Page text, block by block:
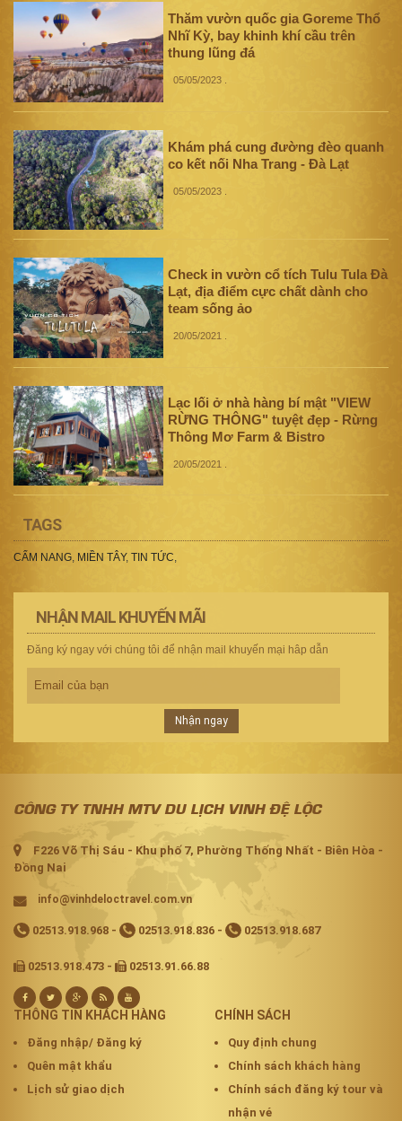
Thăm vườn quốc gia Goreme Thổ
Nhĩ Kỳ, bay khinh khí cầu trên
thung lũng đá
05/05/2023
Khám phá cung đường đèo quanh
co kết nối Nha Trang - Đà Lạt
05/05/2023
Check in vườn cổ tích Tulu Tula Đà
Lạt, địa điểm cực chất dành cho
team sống ảo
20/05/2021
Lạc lối ở nhà hàng bí mật "VIEW
RỪNG THÔNG" tuyệt đẹp - Rừng
Thông Mơ Farm & Bistro
20/05/2021
TAGS
CẨM NANG, MIỀN TÂY, TIN TỨC,
NHẬN MAIL KHUYẾN MÃI
Đăng ký ngay với chúng tôi để nhận mail khuyến mại hâp dẫn
Nhận ngay
CÔNG TY TNHH MTV DU LỊCH VINH ĐỆ LỘC
F226 Võ Thị Sáu - Khu phố 7, Phường Thống Nhất - Biên Hòa -
Đồng Nai
info@vinhdeloctravel.com.vn
02513.918.968 - 02513.918.836 - 02513.918.687
02513.918.473 - 02513.91.66.88
THÔNG TIN KHÁCH HÀNG
Đăng nhập/ Đăng ký
Quên mật khẩu
Lịch sử giao dịch
CHÍNH SÁCH
Quy định chung
Chính sách khách hàng
Chính sách đăng ký tour và
nhận vé